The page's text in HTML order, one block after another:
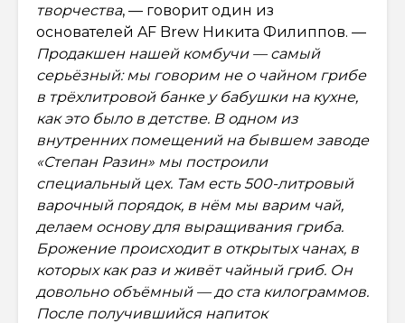
творчества, — говорит один из
основателей AF Brew Никита Филиппов. —
Продакшен нашей комбучи — самый
серьёзный: мы говорим не о чайном грибе
в трёхлитровой банке у бабушки на кухне,
как это было в детстве. В одном из
внутренних помещений на бывшем заводе
«Степан Разин» мы построили
специальный цех. Там есть 500-литровый
варочный порядок, в нём мы варим чай,
делаем основу для выращивания гриба.
Брожение происходит в открытых чанах, в
которых как раз и живёт чайный гриб. Он
довольно объёмный — до ста килограммов.
После получившийся напиток